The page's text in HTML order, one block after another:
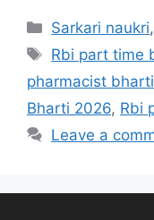
Categories
Sarkari naukri,
Tags
Rbi part time
pharmacist bharti
Bharti 2026, Rbi
Leave a